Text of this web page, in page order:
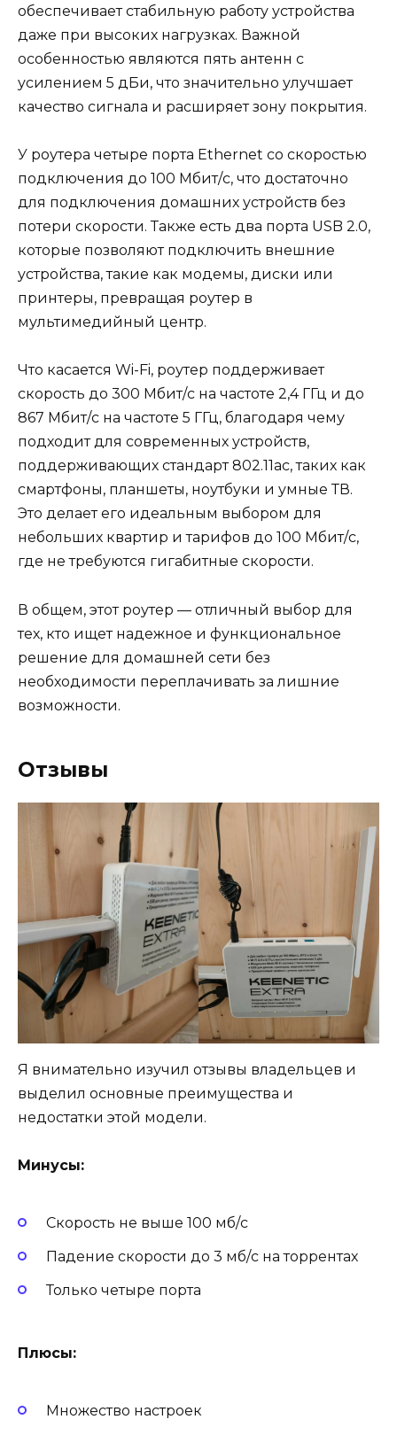
обеспечивает стабильную работу устройства
даже при высоких нагрузках. Важной
особенностью являются пять антенн с
усилением 5 дБи, что значительно улучшает
качество сигнала и расширяет зону покрытия.
У роутера четыре порта Ethernet со скоростью
подключения до 100 Мбит/с, что достаточно
для подключения домашних устройств без
потери скорости. Также есть два порта USB 2.0,
которые позволяют подключить внешние
устройства, такие как модемы, диски или
принтеры, превращая роутер в
мультимедийный центр.
Что касается Wi-Fi, роутер поддерживает
скорость до 300 Мбит/с на частоте 2,4 ГГц и до
867 Мбит/с на частоте 5 ГГц, благодаря чему
подходит для современных устройств,
поддерживающих стандарт 802.11ac, таких как
смартфоны, планшеты, ноутбуки и умные ТВ.
Это делает его идеальным выбором для
небольших квартир и тарифов до 100 Мбит/с,
где не требуются гигабитные скорости.
В общем, этот роутер — отличный выбор для
тех, кто ищет надежное и функциональное
решение для домашней сети без
необходимости переплачивать за лишние
возможности.
Отзывы
Я внимательно изучил отзывы владельцев и
выделил основные преимущества и
недостатки этой модели.
Минусы:
Скорость не выше 100 мб/с
Падение скорости до 3 мб/с на торрентах
Только четыре порта
Плюсы:
Множество настроек